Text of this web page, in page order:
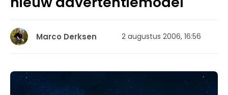
Marco Derksen 2 augustus 2006, 16:56